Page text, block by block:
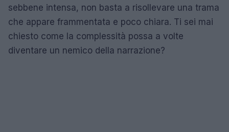
sebbene intensa, non basta a risollevare una trama
che appare frammentata e poco chiara. Ti sei mai
chiesto come la complessità possa a volte
diventare un nemico della narrazione?